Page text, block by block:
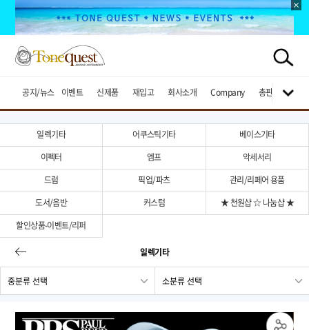
공지/뉴스 이벤트 신제품 재입고 회사소개 Company 총판브랜드
일렉기타 어쿠스틱기타
베이스기타
이펙터
엠프
악세서리
드럼
픽업/파츠
관리/리페어 용품
도서/음반
커스텀
★ 천원샵 ☆ 나눔샵 ★
할인상품-이벤트/리퍼
일렉기타